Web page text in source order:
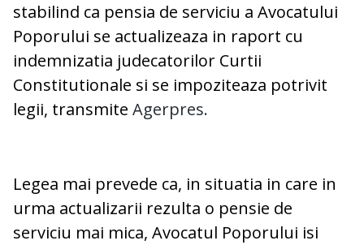
stabilind ca pensia de serviciu a Avocatului
Poporului se actualizeaza in raport cu
indemnizatia judecatorilor Curtii
Constitutionale si se impoziteaza potrivit
legii, transmite Agerpres.
Legea mai prevede ca, in situatia in care in
urma actualizarii rezulta o pensie de
serviciu mai mica, Avocatul Poporului isi